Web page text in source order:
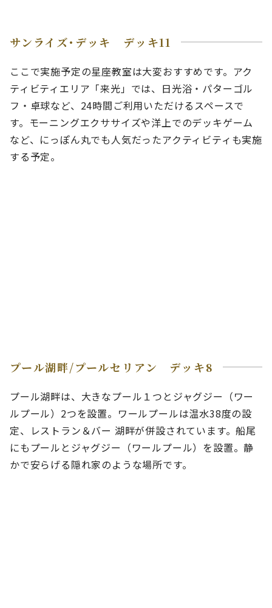
サンライズ･デッキ デッキ11
ここで実施予定の星座教室は大変おすすめです。アク
ティビティエリア「来光」では、日光浴・パターゴル
フ・卓球など、24時間ご利用いただけるスペースで
す。モーニングエクササイズや洋上でのデッキゲーム
など、にっぽん丸でも人気だったアクティビティも実施
する予定。
プール湖畔/プールセリアン デッキ8
プール湖畔は、大きなプール１つとジャグジー（ワー
ルプール）2つを設置。ワールプールは温水38度の設
定、レストラン＆バー 湖畔が併設されています。船尾
にもプールとジャグジー（ワールプール）を設置。静
かで安らげる隠れ家のような場所です。